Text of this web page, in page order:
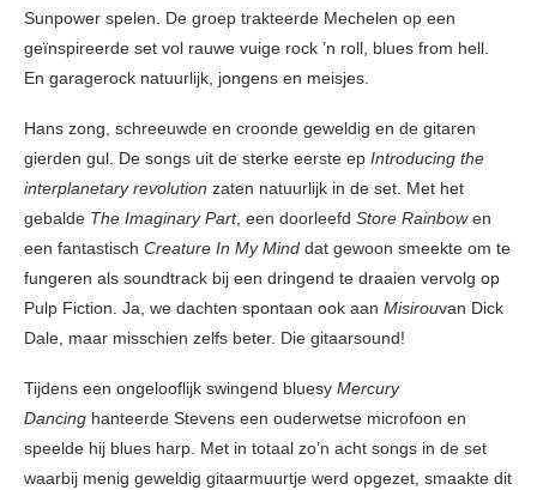
Sunpower spelen. De groep trakteerde Mechelen op een
geïnspireerde set vol rauwe vuige rock ’n roll, blues from hell.
En garagerock natuurlijk, jongens en meisjes.
Hans zong, schreeuwde en croonde geweldig en de gitaren
gierden gul. De songs uit de sterke eerste ep Introducing the
interplanetary revolution zaten natuurlijk in de set. Met het
gebalde The Imaginary Part, een doorleefd Store Rainbowen
een fantastisch Creature In My Mind dat gewoon smeekte om te
fungeren als soundtrack bij een dringend te draaien vervolg op
Pulp Fiction. Ja, we dachten spontaan ook aan Misirouvan Dick
Dale, maar misschien zelfs beter. Die gitaarsound!
Tijdens een ongelooflijk swingend bluesy Mercury
Dancing hanteerde Stevens een ouderwetse microfoon en
speelde hij blues harp. Met in totaal zo’n acht songs in de set
waarbij menig geweldig gitaarmuurtje werd opgezet, smaakte dit